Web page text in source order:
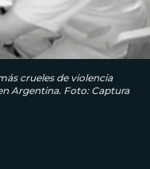
crueles de violencia
Argentina. Foto: Captura